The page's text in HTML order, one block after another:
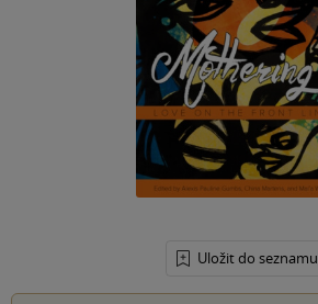
Uložit do seznamu